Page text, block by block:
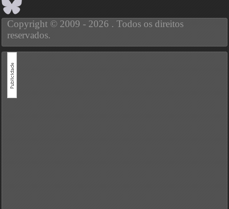
Copyright © 2009 - 2026 . Todos os direitos
reservados.